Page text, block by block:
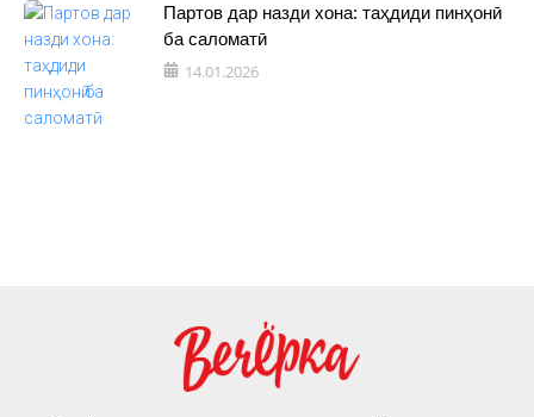
Партов дар назди хона: таҳдиди пинҳонӣ
ба саломатӣ
14.01.2026